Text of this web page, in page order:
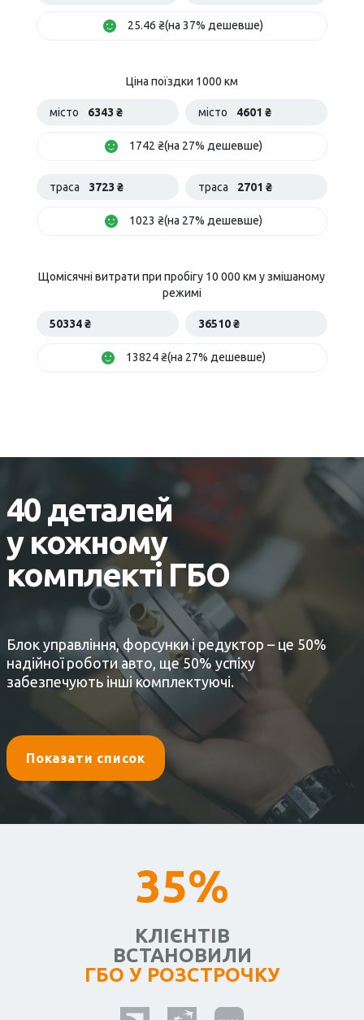
25.46 ₴(на 37% дешевше)
Ціна поїздки 1000 км
місто 6343 ₴ місто 4601 ₴
1742 ₴(на 27% дешевше)
траса 3723 ₴ траса 2701 ₴
1023 ₴(на 27% дешевше)
Щомісячні витрати при пробігу 10 000 км у змішаному
режимі
50334 ₴ 36510 ₴
13824 ₴(на 27% дешевше)
40 деталей
у кожному
комплекті ГБО
Блок управління, форсунки і редуктор – це 50%
надійної роботи авто, ще 50% успіху
забезпечують інші комплектуючі.
Показати список
35%
КЛІЄНТІВ
ВСТАНОВИЛИ
ГБО У РОЗСТРОЧКУ